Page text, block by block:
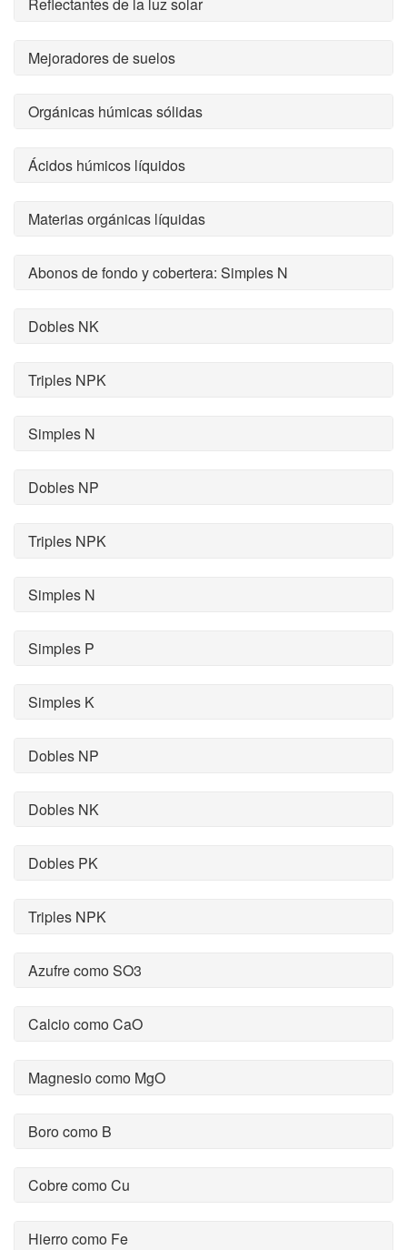
Mejoradores de suelos
Orgánicas húmicas sólidas
Ácidos húmicos líquidos
Materias orgánicas líquidas
Abonos de fondo y cobertera: Simples N
Dobles NK
Triples NPK
Simples N
Dobles NP
Triples NPK
Simples N
Simples P
Simples K
Dobles NP
Dobles NK
Dobles PK
Triples NPK
Azufre como SO3
Calcio como CaO
Magnesio como MgO
Boro como B
Cobre como Cu
Hierro como Fe